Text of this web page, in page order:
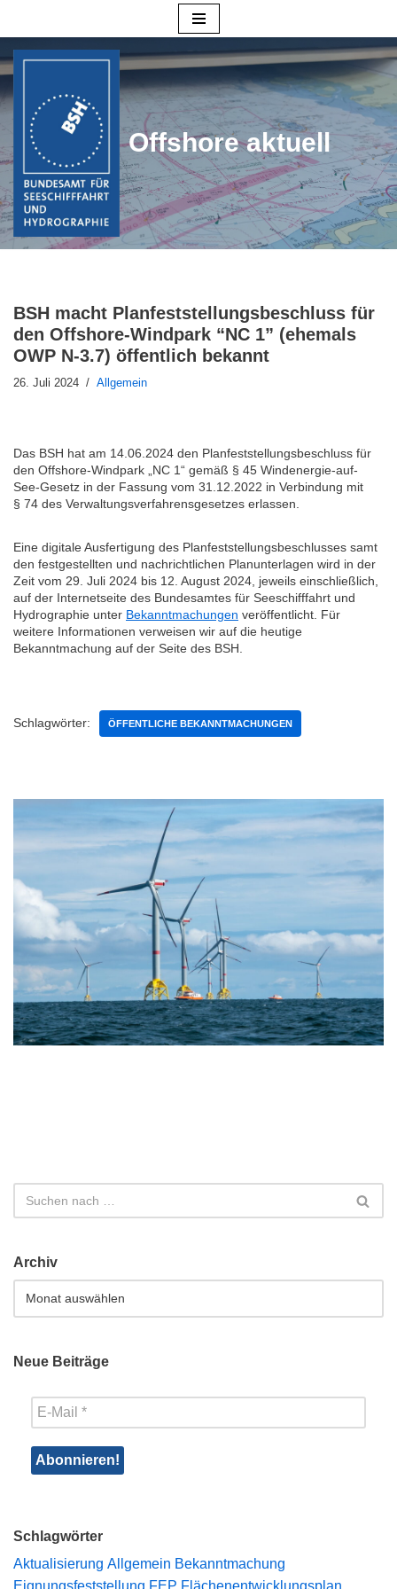
Inhalt
Offshore aktuell
BSH macht Planfeststellungsbeschluss für
den Offshore-Windpark “NC 1” (ehemals
OWP N-3.7) öffentlich bekannt
26. Juli 2024 Allgemein
Das BSH hat am 14.06.2024 den Planfeststellungsbeschluss für
den Offshore-Windpark „NC 1“ gemäß § 45 Windenergie-auf-
See-Gesetz in der Fassung vom 31.12.2022 in Verbindung mit
§ 74 des Verwaltungsverfahrensgesetzes erlassen.
Eine digitale Ausfertigung des Planfeststellungsbeschlusses samt
den festgestellten und nachrichtlichen Planunterlagen wird in der
Zeit vom 29. Juli 2024 bis 12. August 2024, jeweils einschließlich,
auf der Internetseite des Bundesamtes für Seeschifffahrt und
Hydrographie unter Bekanntmachungen veröffentlicht. Für
weitere Informationen verweisen wir auf die heutige
Bekanntmachung auf der Seite des BSH.
Schlagwörter: ÖFFENTLICHE BEKANNTMACHUNGEN
Archiv
Neue Beiträge
Schlagwörter
Aktualisierung Allgemein Bekanntmachung